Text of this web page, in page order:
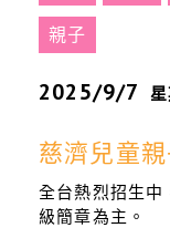
親子
2025/9/7
慈濟兒童
全台熱烈招生中
級簡章為主。